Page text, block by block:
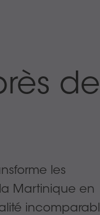
de
les
Martinique en